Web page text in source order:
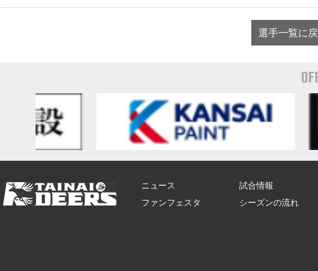
選手一覧に
ニュース
ファンフェスタ
試合情報
シーズンの流れ